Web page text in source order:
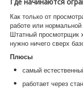
Как только от
работе или
Штатный просмотрщик
нужно ничего сверх
Плюсы
самый
работает через